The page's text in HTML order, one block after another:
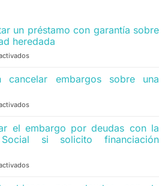
un préstamo con garantía sobre
heredada
solicitar
sobre
cancelar embargos sobre una
pueden
cancelar
embargos
el embargo por deudas con la
Social si solicito financiación